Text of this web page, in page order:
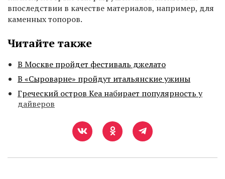
впоследствии в качестве материалов, например, для
каменных топоров.
Читайте также
В Москве пройдет фестиваль джелато
В «Сыроварне» пройдут итальянские ужины
Греческий остров Кеа набирает популярность у
дайверов